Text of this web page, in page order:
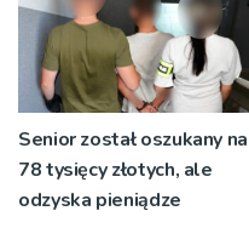
Senior został oszukany na
78 tysięcy złotych, ale
odzyska pieniądze